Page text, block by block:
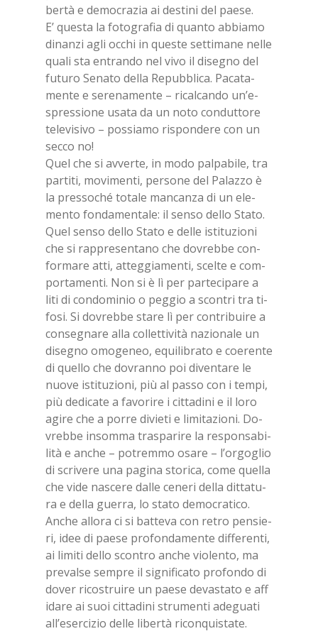
ber­tà e de­mo­cra­zia ai de­sti­ni del pae­se.
E’ que­sta la fo­to­gra­fia di quan­to ab­bia­mo
di­nan­zi agli oc­chi in que­ste set­ti­ma­ne nel­le
qua­li sta en­tran­do nel vivo il di­se­gno del
fu­tu­ro Se­na­to del­la Re­pub­bli­ca. Pa­ca­ta­
men­te e se­re­na­men­te – ri­cal­can­do un’e­
spres­sio­ne usa­ta da un noto con­dut­to­re
te­le­vi­si­vo – pos­sia­mo ri­spon­de­re con un
sec­co no!
Quel che si av­ver­te, in modo pal­pa­bi­le, tra
par­ti­ti, mo­vi­men­ti, per­so­ne del Pa­laz­zo è
la pres­so­ché to­ta­le man­can­za di un ele­
men­to fon­da­men­ta­le: il sen­so del­lo Sta­to.
Quel sen­so del­lo Sta­to e del­le isti­tu­zio­ni
che si rap­pre­sen­ta­no che do­vreb­be con­
for­ma­re atti, at­teg­gia­men­ti, scel­te e com­
por­ta­men­ti. Non si è lì per par­te­ci­pa­re a
liti di con­do­mi­nio o peg­gio a scon­tri tra ti­
fo­si. Si do­vreb­be sta­re lì per con­tri­bui­re a
con­se­gna­re alla col­let­ti­vi­tà na­zio­na­le un
di­se­gno omo­ge­neo, equi­li­bra­to e coe­ren­te
di quel­lo che do­vran­no poi di­ven­ta­re le
nuo­ve isti­tu­zio­ni, più al pas­so con i tem­pi,
più de­di­ca­te a fa­vo­ri­re i cit­ta­di­ni e il loro
agi­re che a por­re di­vie­ti e li­mi­ta­zio­ni. Do­
vreb­be in­som­ma tra­spa­ri­re la re­spon­sa­bi­
li­tà e an­che – po­trem­mo osa­re – l’or­go­glio
di scri­ve­re una pa­gi­na sto­ri­ca, come quel­la
che vide na­sce­re dal­le ce­ne­ri del­la dit­ta­tu­
ra e del­la guer­ra, lo sta­to de­mo­cra­ti­co.
An­che al­lo­ra ci si bat­te­va con re­tro pen­sie­
ri, idee di pae­se pro­fon­da­men­te dif­fe­ren­ti,
ai li­mi­ti del­lo scon­tro an­che vio­len­to, ma
pre­val­se sem­pre il si­gni­fi­ca­to pro­fon­do di
do­ver ri­co­strui­re un pae­se de­va­sta­to e af­f
i­da­re ai suoi cit­ta­di­ni stru­men­ti ade­gua­ti
al­l’e­ser­ci­zio del­le li­ber­tà ri­con­qui­sta­te.